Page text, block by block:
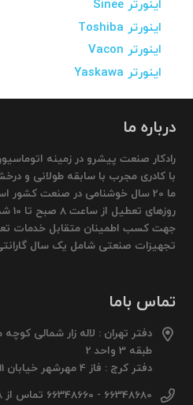
اینورتر Sinee
اینورتر Toshiba
اینورتر Vacon
اینورتر Yaskawa
درباره ما
رادکار صنعت پیشرو در زمینه
با کادری مجرب با سابقه طولانی و
ما 20 سال خوشنامی در صنعت
جهت کسب اطمینان متقابل خدمات
تجهیزات صنعتی شامل یک سال
تماس باما
دفتر تهران : لاله زار شمالی
طبقه 3 واحد 2
دفتر کرج : فاز 4 مهرشهر خیابان 411 شرقی پلاک 114 واحد 1
66348680 - 66348660 تماس از 8 صبح تا 6 شب